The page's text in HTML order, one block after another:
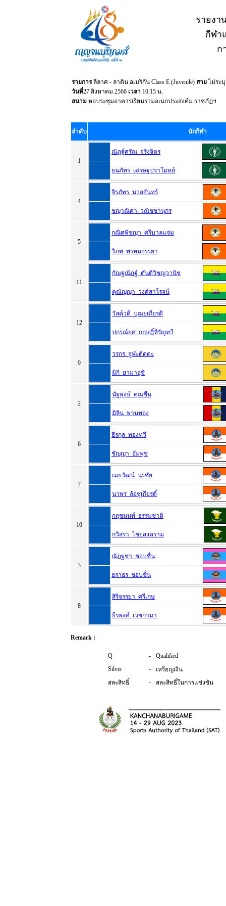
รายงา
กีฬา
ก
รายการลีลาศ - ลาติน อเมริกัน Class E (Juvenile) สาย ไม่ระ
วันที่27 สิงหาคม 2566 เวลา 10:15 น.
สนาม หอประชุมอาคารเรียนรวมอเนกประสงค์ม.ราชภัฏฯ
ลำดับ นักกีฬา
1
ณัฎฐ์ศรัณ จริงจิตร
ธนภัทร เศรษฐปราโมทย์
4
จิรภัทร นวลจันทร์
ชญาณิศา วณิชชานุกร
5
กณิศพิชญา ศรีบาลแจ่ม
วิภพ พรหมจรรยา
11
กัณฐณัฎฐ์ ตันติวิชญวานิช
คุณัญญา วงศ์สาโรจน์
12
วัลคุ์วดี บุณยเกียรติ
ปกรณ์ยศ กฤษฎิ์หิรัญทวี
9
วรกร จูฬะติดตะ
มิกิ ยามาอุชิ
2
นัฐพงษ์ คุณชื่น
มิลิน พานทอง
6
ธีรกุล ทองทวี
ชัญญา อัมพุช
7
เมธวัฒน์ นรชัย
นวพร ล้อชูเกียรติ์
10
กฤชนนท์ ธรรมชาติ
กวิสรา ไชยสงคราม
3
ณัฏฐชา ชอบชื่น
ธราธร ชอบชื่น
8
สิริจรรยา ศรีเกษ
ธีรพงศ์ เวชกามา
Remark :
Q -
Qualified
Silver
-
เหรียญเงิน
สละสิทธิ์
- สละสิทธิ์ในการแข่งขัน